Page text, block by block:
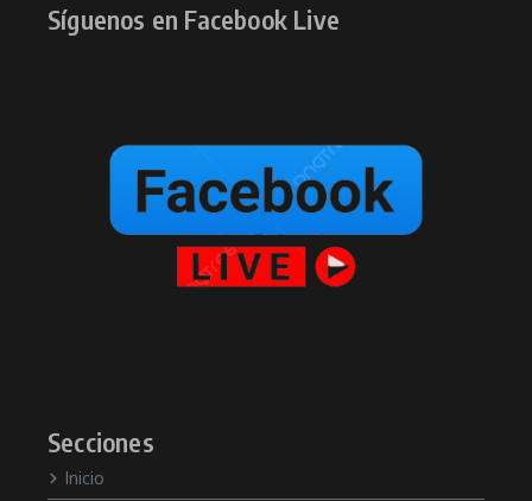
Síguenos en Facebook Live
Secciones
Inicio